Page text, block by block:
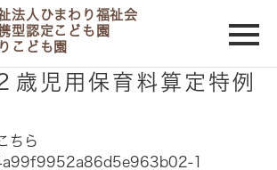
法人ひまわり福祉会
型認定こども園
こども園
歳児用保育料算定特例
ちら
1